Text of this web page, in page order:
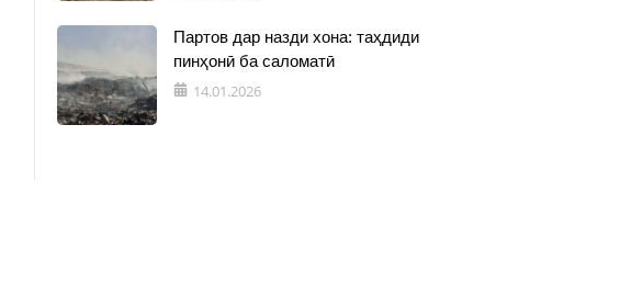
Партов дар назди хона: таҳдиди
пинҳонӣ ба саломатӣ
14.01.2026